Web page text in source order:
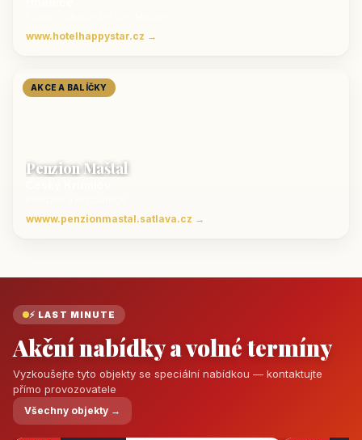
www.hotelhappystar.cz →
AKCE A BALÍČKY
Penzion Maštal
wwww.penzionmastal.satlava.cz →
⚡ LAST MINUTE
Akční nabídky a volné termíny
Vyzkoušejte tyto objekty se speciální nabídkou — kontaktujte
přímo provozovatele
Všechny objekty →